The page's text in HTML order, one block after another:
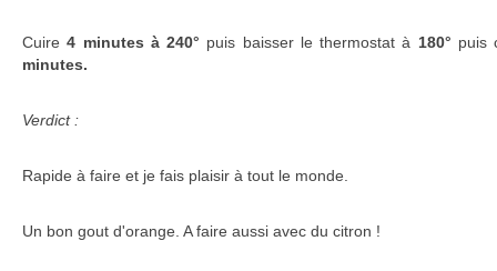
Cuire4 minutes à 240° puis baisser le thermostat à 180° puis
minutes.
Verdict :
Rapide à faire et je fais plaisir à tout le monde.
Un bon gout d'orange. A faire aussi avec du citron !